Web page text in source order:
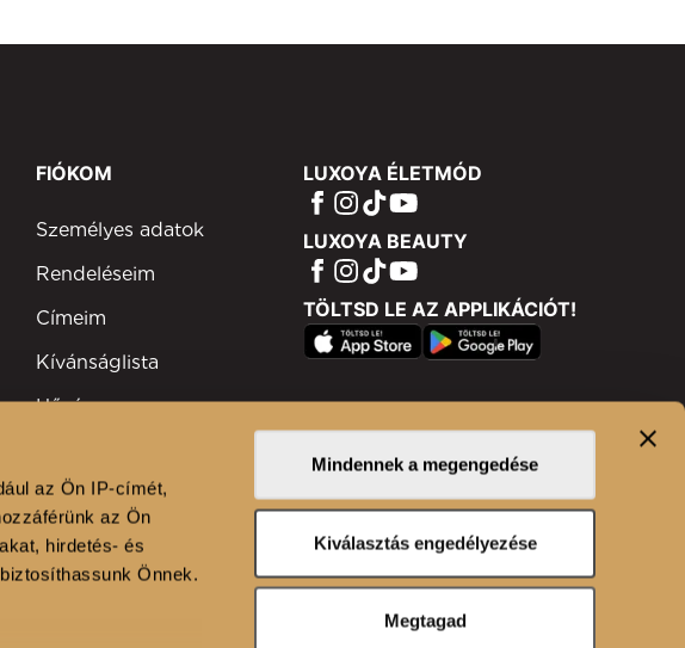
az Ön IP-címét,
az Ön
hirdetés- és
Önnek.
Mindennek a megengedése
Kiválasztás engedélyezése
Megtagad
FIÓKOM
Személyes adatok
Rendeléseim
Címeim
Kívánságlista
Hűségprogram
LUXOYA ÉLETMÓD
LUXOYA BEAUTY
TÖLTSD LE AZ APPLIKÁCIÓT!